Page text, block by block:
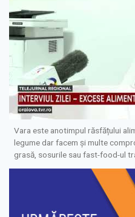
Vara este anotimpul răsfățului
legume dar facem și multe
grasă, sosurile sau fast-food-ul